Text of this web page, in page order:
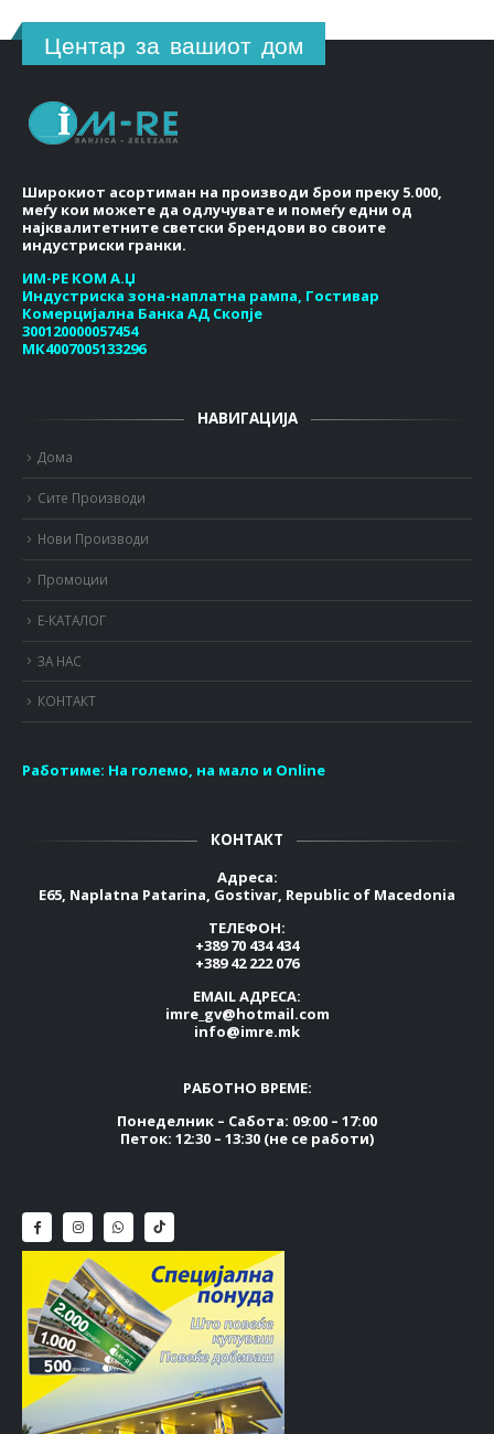
Центар за вашиот дом
Широкиот асортиман на производи брои преку 5.000,
меѓу кои можете да одлучувате и помеѓу едни од
најквалитетните светски брендови во своите
индустриски гранки.
ИМ-РЕ КОМ А.Џ
Индустриска зона-наплатна рампа, Гостивар
Комерцијална Банка АД Скопје
300120000057454
МК4007005133296
НАВИГАЦИЈА
Дома
Сите Производи
Нови Производи
Промоции
Е-КАТАЛОГ
ЗА НАС
КОНТАКТ
Работиме: На големо, на мало и Online
КОНТАКТ
Адреса:
E65, Naplatna Patarina, Gostivar, Republic of Macedonia
ТЕЛЕФОН:
+389 70 434 434
+389 42 222 076
EMAIL АДРЕСА:
imre_gv@hotmail.com
info@imre.mk
РАБОТНО ВРЕМЕ:
Понеделник – Сабота: 09:00 – 17:00
Петок: 12:30 – 13:30 (не се работи)